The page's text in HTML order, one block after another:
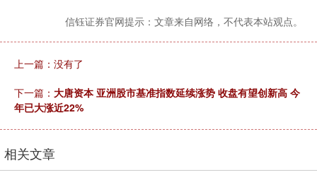
信钰证券官网提示：文章来自网络，不代表本站观点。
上一篇：没有了
下一篇： 大唐资本 亚洲股市基准指数延续涨势 收盘有望创新高 今
年已大涨近22%
相关文章